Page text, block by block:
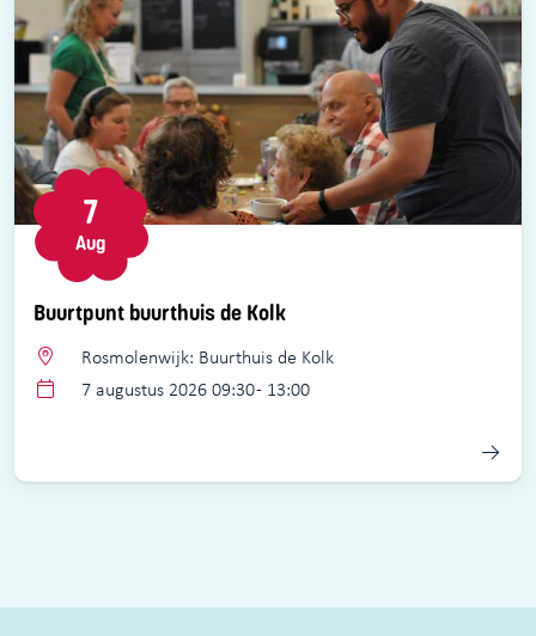
Buurtpunt buurthuis de Kolk
7
Aug
Rosmolenwijk: Buurthuis de Kolk
7 augustus 2026 09:30 - 13:00